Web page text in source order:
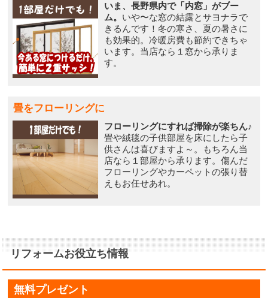
いま、長野県内で「内窓」がブー
ム。 いや〜な窓の結露とサヨナラで
きるんです！冬の寒さ、夏の暑さに
も効果的。冷暖房費も節約できちゃ
います。当店なら１窓から承りま
す。
畳をフローリングに
フローリングにすれば掃除が楽ちん♪
畳や絨毯の子供部屋を床にしたら子
供さんは喜びますよ～。もちろん当
店なら１部屋から承ります。傷んだ
フローリングやカーペットの張り替
えもお任せあれ。
リフォームお役立ち情報
無料プレゼント